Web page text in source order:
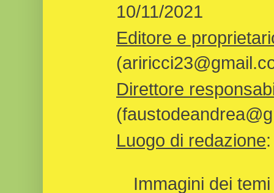
10/11/2021
Editore e
Direttore
Luogo di redazione
Immagini dei